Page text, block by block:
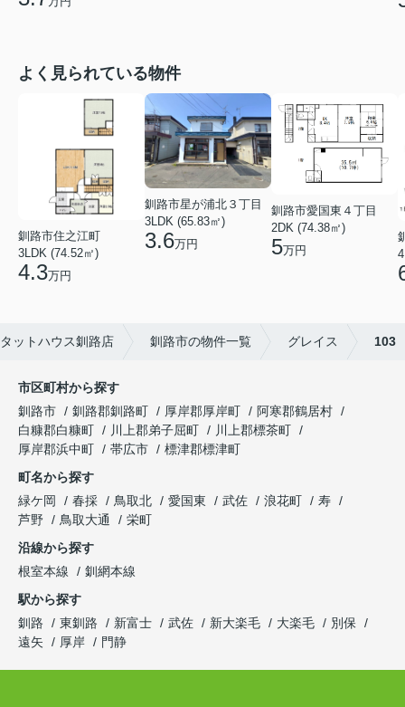
よく見られている物件
釧路市住之江町
3LDK (74.52㎡)
4.3万円
釧路市星が浦北３丁目
3LDK (65.83㎡)
3.6万円
釧路市愛国東４丁目
2DK (74.38㎡)
5万円
ットハウス釧路店 釧路市の物件一覧 グレイス 103
市区町村から探す
釧路市
釧路郡釧路町 厚岸郡厚岸町
阿寒郡鶴居村
白糠郡白糠町
川上郡弟子屈町
川上郡標茶町
厚岸郡浜中町
帯広市
標津郡標津町
町名から探す
緑ケ岡
春採 鳥取北 愛国東 武佐 浪花町
寿
芦野
鳥取大通
栄町
沿線から探す
根室本線
釧網本線
駅から探す
釧路
東釧路 新富士 武佐 新大楽毛 大楽毛
別保
遠矢
厚岸 門静